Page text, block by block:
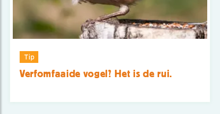
Tip
Verfomfaaide vogel? Het is de rui.